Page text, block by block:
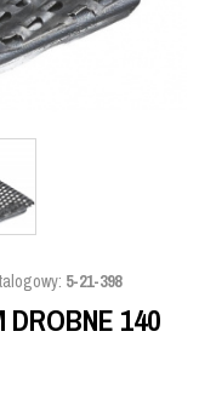
5-21-398
DROBNE 140